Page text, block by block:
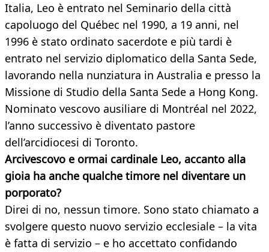
Italia, Leo è entrato nel Seminario della città
capoluogo del Québec nel 1990, a 19 anni, nel
1996 è stato ordinato sacerdote e più tardi è
entrato nel servizio diplomatico della Santa Sede,
lavorando nella nunziatura in Australia e presso la
Missione di Studio della Santa Sede a Hong Kong.
Nominato vescovo ausiliare di Montréal nel 2022,
l’anno successivo è diventato pastore
dell’arcidiocesi di Toronto.
Arcivescovo e ormai cardinale Leo, accanto alla
gioia ha anche qualche timore nel diventare un
porporato?
Direi di no, nessun timore. Sono stato chiamato a
svolgere questo nuovo servizio ecclesiale – la vita
è fatta di servizio – e ho accettato confidando